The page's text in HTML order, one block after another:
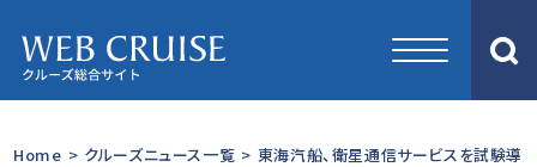
Home > クルーズニュース一覧 > 東海汽船、衛星通信サービスを試験導